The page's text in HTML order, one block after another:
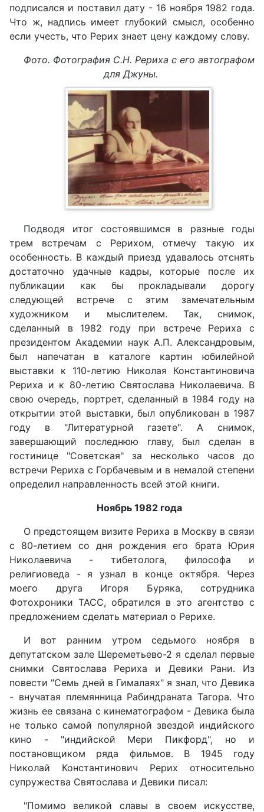
подписался и поставил дату - 16 ноября 1982 года.
Что ж, надпись имеет глубокий смысл, особенно
если учесть, что Рерих знает цену каждому слову.
Фото. Фотография С.Н. Рериха с его автографом
для Джуны.
Подводя итог состоявшимся в разные годы
трем встречам с Рерихом, отмечу такую их
особенность. В каждый приезд удавалось отснять
достаточно удачные кадры, которые после их
публикации как бы прокладывали дорогу
следующей встрече с этим замечательным
художником и мыслителем. Так, снимок,
сделанный в 1982 году при встрече Рериха с
президентом Академии наук А.П. Александровым,
был напечатан в каталоге картин юбилейной
выставки к 110-летию Николая Константиновича
Рериха и к 80-летию Святослава Николаевича. В
свою очередь, портрет, сделанный в 1984 году на
открытии этой выставки, был опубликован в 1987
году в "Литературной газете". А снимок,
завершающий последнюю главу, был сделан в
гостинице "Советская" за несколько часов до
встречи Рериха с Горбачевым и в немалой степени
определил направленность всей этой книги.
Ноябрь 1982 года
О предстоящем визите Рериха в Москву в связи
с 80-летием со дня рождения его брата Юрия
Николаевича - тибетолога, философа и
религиоведа - я узнал в конце октября. Через
моего друга Игоря Буряка, сотрудника
Фотохроники ТАСС, обратился в это агентство с
предложением сделать материал о Рерихе.
И вот ранним утром седьмого ноября в
депутатском зале Шереметьево-2 я сделал первые
снимки Святослава Рериха и Девики Рани. Из
повести "Семь дней в Гималаях" я знал, что Девика
- внучатая племянница Рабиндраната Тагора. Что
жизнь ее связана с кинематографом - Девика была
не только самой популярной звездой индийского
кино - "индийской Мери Пикфорд", но и
постановщиком ряда фильмов. В 1945 году
Николай Константинович Рерих относительно
супружества Святослава и Девики писал:
"Помимо великой славы в своем искусстве,